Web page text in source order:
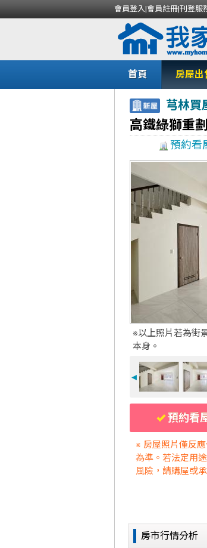
會員登入|會員註冊|刊登服
首頁 房屋出
芎林買
高鐵綠獅重
預約看
※以上照片若為街
本身。
◄
預約看
※ 房屋照片僅反
為準。若法定用
風險，請購屋或
房市行情分析